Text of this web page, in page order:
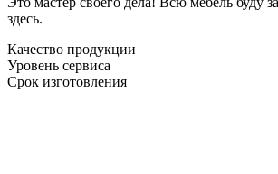
здесь.
Качество продукции
Уровень сервиса
Срок изготовления